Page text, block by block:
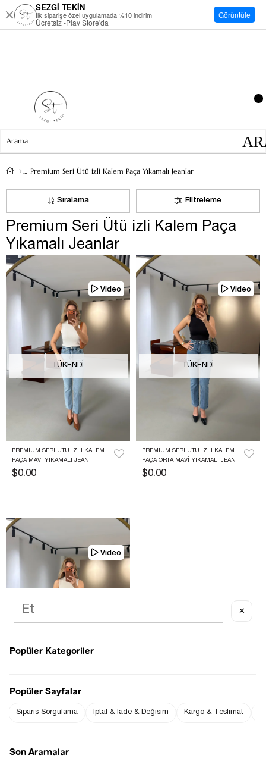
Premium Seri Ütü izli Kalem Paça Yıkamalı Jeanlar
Filtreleme
Sıralama
Premium Seri Ütü izli Kalem Paça
Yıkamalı Jeanlar
TÜKENDI
PREMIUM SERI ÜTÜ IZLI KALEM
PAÇA MAVI YIKAMALI JEAN
$0.00
Video
TÜKENDI
PREMIUM SERI ÜTÜ IZLI KALEM
PAÇA ORTA MAVI YIKAMALI JEAN
$0.00
Video
PREMIUM SERI ÜTÜ IZLI KALEM
$0.00
Video
SEZGİ TEKİN
İlk siparişe özel uygulamada %10 indirim
Ücretsiz -Play Store'da
Görüntüle
✕
Popüler Kategoriler
Popüler Sayfalar
Sipariş Sorgulama İptal & İade & Değişim Kargo & Teslimat
Son Aramalar